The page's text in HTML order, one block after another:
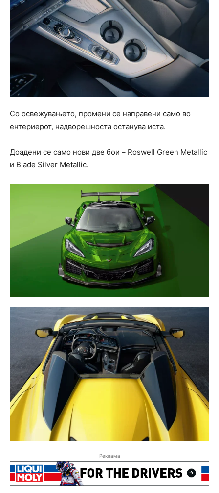
Со освежувањето, промени се направени само во
ентериерот, надворешноста останува иста.
Доадени се само нови две бои – Roswell Green Metallic
и Blade Silver Metallic.
Реклама